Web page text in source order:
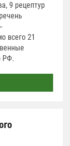
9 рецептур
всего 21
РФ.